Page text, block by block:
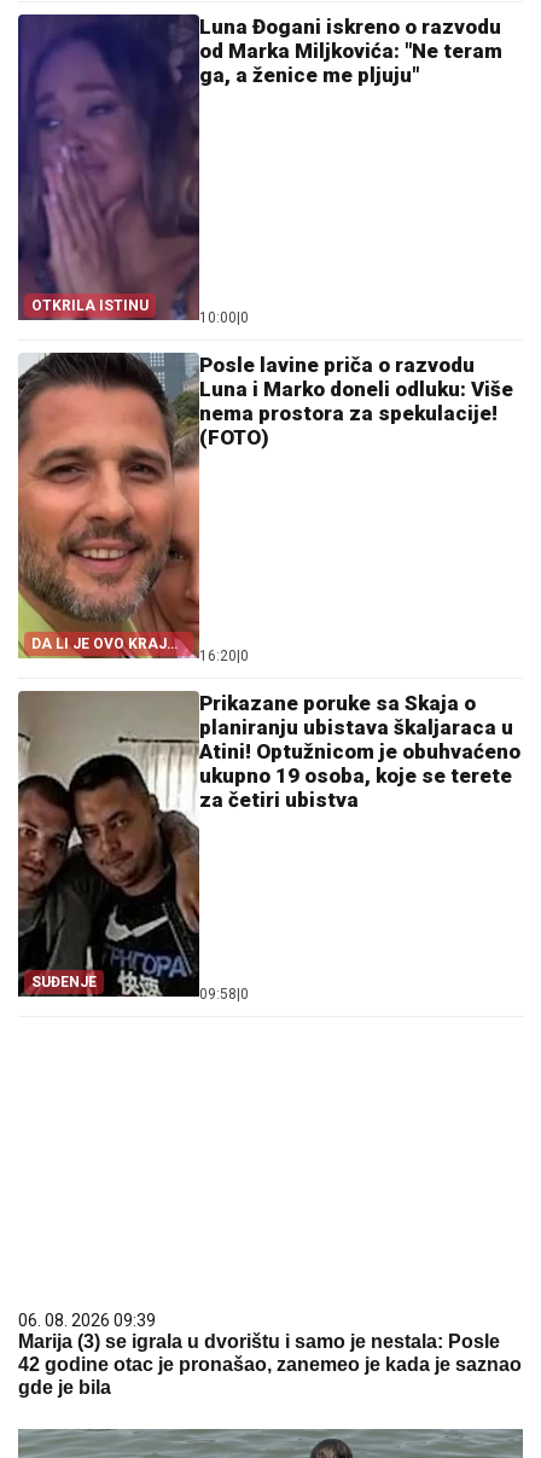
OTKRILA ISTINU
Luna Đogani iskreno o razvodu
od Marka Miljkovića: "Ne teram
ga, a ženice me pljuju"
10:00 0
DA LI JE OVO KRAJ
GLASINA?
Posle lavine priča o razvodu
Luna i Marko doneli odluku: Više
nema prostora za spekulacije!
(FOTO)
16:20 0
SUĐENJE
Prikazane poruke sa Skaja o
planiranju ubistava škaljaraca u
Atini! Optužnicom je obuhvaćeno
ukupno 19 osoba, koje se terete
za četiri ubistva
09:58 0
06. 08. 2026 09:39
Marija (3) se igrala u dvorištu i samo je nestala: Posle
42 godine otac je pronašao, zanemeo je kada je saznao
gde je bila